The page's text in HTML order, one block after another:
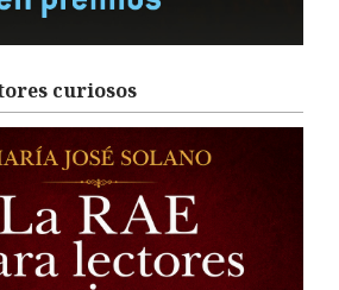
curiosos